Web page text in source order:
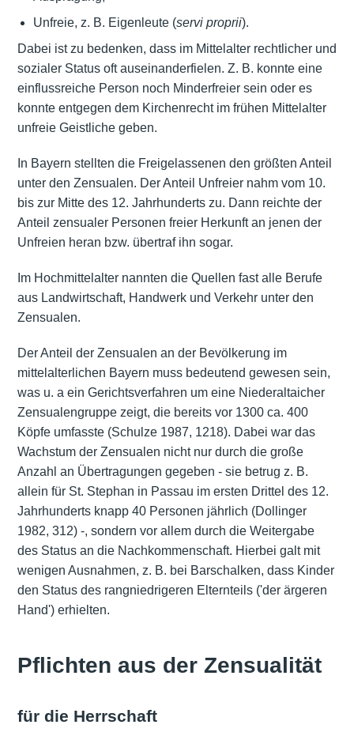
Unfreie, z. B. Eigenleute (servi proprii).
Dabei ist zu bedenken, dass im Mittelalter rechtlicher und
sozialer Status oft auseinanderfielen. Z. B. konnte eine
einflussreiche Person noch Minderfreier sein oder es
konnte entgegen dem Kirchenrecht im frühen Mittelalter
unfreie Geistliche geben.
In Bayern stellten die Freigelassenen den größten Anteil
unter den Zensualen. Der Anteil Unfreier nahm vom 10.
bis zur Mitte des 12. Jahrhunderts zu. Dann reichte der
Anteil zensualer Personen freier Herkunft an jenen der
Unfreien heran bzw. übertraf ihn sogar.
Im Hochmittelalter nannten die Quellen fast alle Berufe
aus Landwirtschaft, Handwerk und Verkehr unter den
Zensualen.
Der Anteil der Zensualen an der Bevölkerung im
mittelalterlichen Bayern muss bedeutend gewesen sein,
was u. a ein Gerichtsverfahren um eine Niederaltaicher
Zensualengruppe zeigt, die bereits vor 1300 ca. 400
Köpfe umfasste (Schulze 1987, 1218). Dabei war das
Wachstum der Zensualen nicht nur durch die große
Anzahl an Übertragungen gegeben - sie betrug z. B.
allein für St. Stephan in Passau im ersten Drittel des 12.
Jahrhunderts knapp 40 Personen jährlich (Dollinger
1982, 312) -, sondern vor allem durch die Weitergabe
des Status an die Nachkommenschaft. Hierbei galt mit
wenigen Ausnahmen, z. B. bei Barschalken, dass Kinder
den Status des rangniedrigeren Elternteils ('der ärgeren
Hand') erhielten.
Pflichten aus der Zensualität
für die Herrschaft